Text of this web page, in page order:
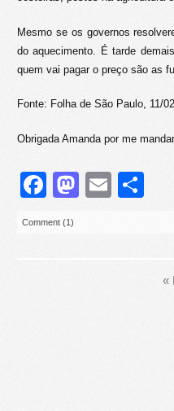
Mesmo se os governos
do aquecimento. É tarde
quem vai pagar o preço são as
Fonte: Folha de São Paulo, 11/
Obrigada Amanda por me
Facebook
Email
Comment (1)
«